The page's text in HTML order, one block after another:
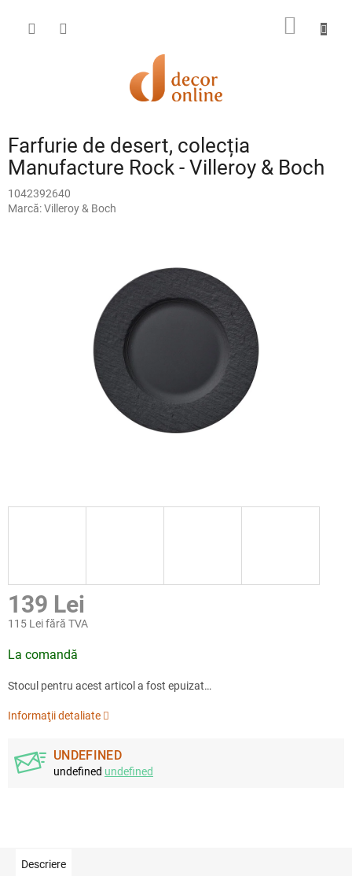
conținut
COŞ
Farfurie de desert, colecția
Manufacture Rock - Villeroy & Boch
1042392640
Marcă:Villeroy & Boch
139 Lei
115 Lei fără TVA
preţ:
La comandă
Stocul pentru acest articol a fost epuizat…
Informaţii detaliate
UNDEFINED
undefined undefined
Descriere